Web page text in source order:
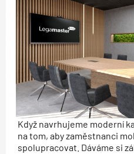
Když navrhujeme moderní
na tom, aby zaměstnanci
spolupracovat. Dáváme si